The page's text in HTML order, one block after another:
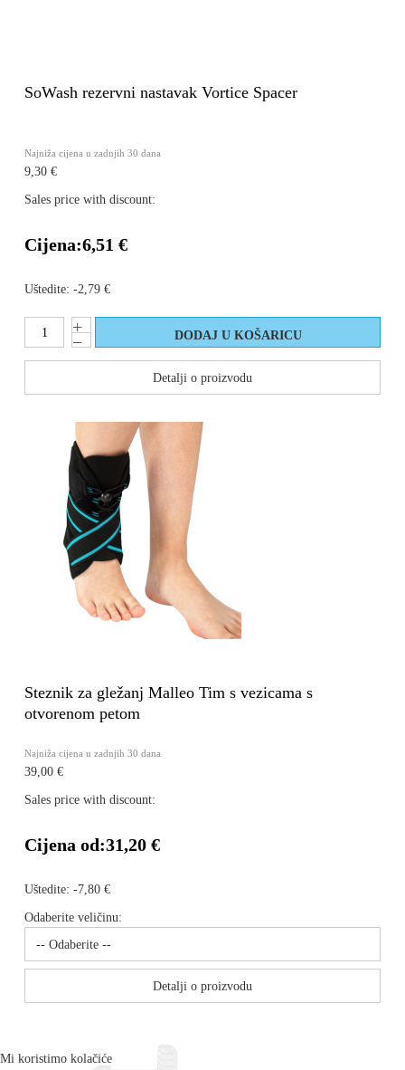
SoWash rezervni nastavak Vortice Spacer
Najniža cijena u zadnjih 30 dana
9,30 €
Sales price with discount:
Cijena:6,51 €
Uštedite: -2,79 €
Detalji o proizvodu
Steznik za gležanj Malleo Tim s vezicama s
otvorenom petom
Najniža cijena u zadnjih 30 dana
39,00 €
Sales price with discount:
Cijena od:31,20 €
Uštedite: -7,80 €
Odaberite veličinu:
Detalji o proizvodu
Mi koristimo kolačiće